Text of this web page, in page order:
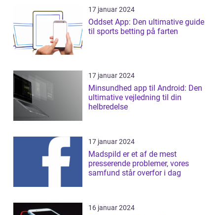
17 januar 2024
Oddset App: Den ultimative guide
til sports betting på farten
17 januar 2024
Minsundhed app til Android: Den
ultimative vejledning til din
helbredelse
17 januar 2024
Madspild er et af de mest
presserende problemer, vores
samfund står overfor i dag
16 januar 2024